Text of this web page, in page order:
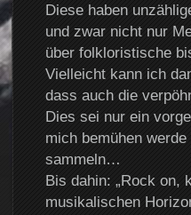
Diese haben
und zwar nicht nur
über folkloristische
Vielleicht kann ich
dass auch die
Dies sei nur ein
mich bemühen
sammeln…
Bis dahin: „Rock on,
musikalischen